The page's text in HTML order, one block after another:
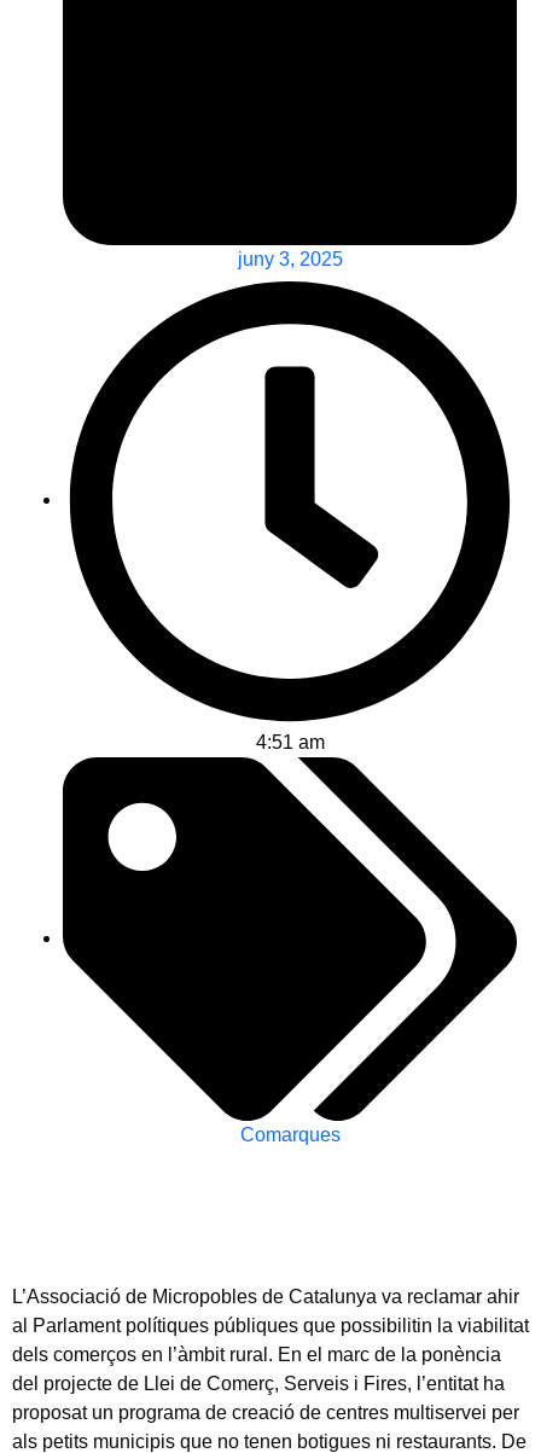
juny 3, 2025
4:51 am
Comarques
L’Associació de Micropobles de Catalunya va reclamar ahir
al Parlament polítiques públiques que possibilitin la viabilitat
dels comerços en l’àmbit rural. En el marc de la ponència
del projecte de Llei de Comerç, Serveis i Fires, l’entitat ha
proposat un programa de creació de centres multiservei per
als petits municipis que no tenen botigues ni restaurants. De